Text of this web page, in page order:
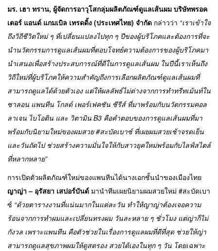
มร. เฮา ทราน, ผู้จัดการอาวุโสกลุ่มผลิตภัณฑ์ดูแลเส้นผม บริษัทพรอค
เตอร์ แอนด์ แกมเบิล เทรดดิ้ง (ประเทศไทย) จำกัด กล่าวว่า “เราเข้าใจ
ถึงวิถีชีวิตใหม่ ๆ ที่เปลี่ยนแปลงไปทุก ๆ ปีของผู้บริโภคและต้องการที่จะ
นำนวัตกรรมการดูแลเส้นผมที่ตอบโจทย์ความต้องการของผู้บริโภคมา
นำเสนอเพื่อสร้างประสบการณ์ที่ดีในการดูแลเส้นผม ในปีนี้เราเห็นถึง
วิถีใหม่ที่ผู้บริโภคให้ความสำคัญถึงการเลือกผลิตภัณฑ์ดูแลเส้นผมที่
สามารถดูแลได้ด้วยตัวเอง แต่ให้ผลลัพธ์ไม่ต่างจากการทำทรีทเม้นท์ใน
ซาลอน แพนทีน โกลด์ เพอร์เฟคชัน ซีรีส์ ที่มาพร้อมกับนวัตกรรมคอล
ลาเจน ไบโอติน และ วิตามิน B3 คือคำตอบของการดูแลเส้นผมที่มา
พร้อมกับนิยามใหม่ของผมสวย #สะบัดเบาซ์ ที่เผยผมสวยเช้าจรดเย็น
และวันถัดไป ช่วยสร้างความมั่นใจให้กับสาวยุคใหม่พร้อมกับไลฟ์สไตล์
ที่หลากหลาย”
การเปิดตัวผลิตภัณฑ์ใหม่ของแพนทีนได้นางเอกชั้นนำของเมืองไทย
ญาญ่า – อุรัสยา เสปอร์บันด์ มานำทีมเผยนิยามผมสวยใหม่ #สะบัดเบา
ซ์ “ด้วยตารางงานที่แน่นมากในแต่ละวัน ทำให้ญาญ่าต้องเจอความ
ร้อนจากการทำผมและเปลี่ยนทรงผม วันละหลาย ๆ ชั่วโมง แต่ญ่าก็ไม่
กังวล เพราะแพนทีน คือตัวช่วยในเรื่องการดูแลผมที่ดีที่สุด ช่วยให้ญ่า
สามารถดูแลสุขภาพผมให้ดูสตรอง สวยได้เองในทุก ๆ วัน โดยเฉพาะ